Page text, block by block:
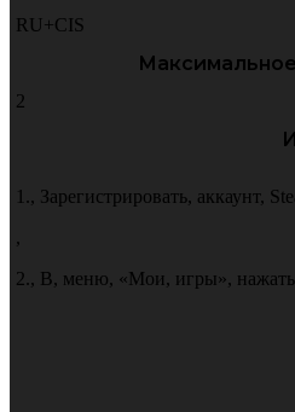
RU+CIS
2
1., Зарегистрировать, аккаунт,
,
2., В, меню, «Мои, игры», нажать